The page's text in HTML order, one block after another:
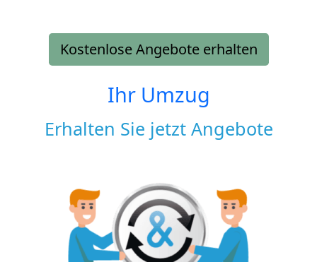
Kostenlose Angebote erhalten
Ihr Umzug
Erhalten Sie jetzt Angebote